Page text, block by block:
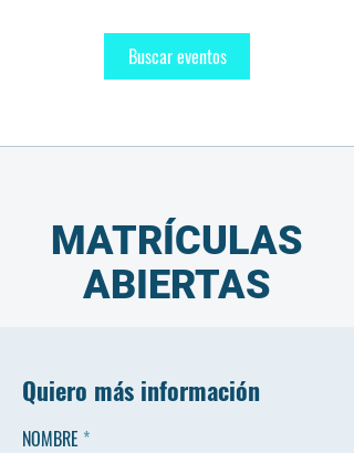
Buscar eventos
MATRÍCULAS
ABIERTAS
Quiero más información
NOMBRE